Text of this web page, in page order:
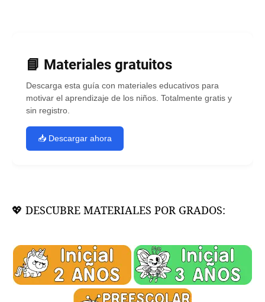
📘 Materiales gratuitos
Descarga esta guía con materiales educativos para
motivar el aprendizaje de los niños. Totalmente gratis y
sin registro.
📥 Descargar ahora
💖 DESCUBRE MATERIALES POR GRADOS: